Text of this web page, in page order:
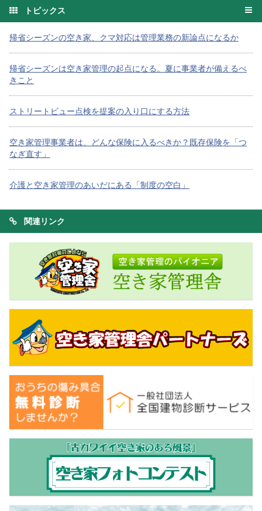
トピックス
帰省シーズンの空き家、クマ対応は管理業務の新論点になるか
帰省シーズンは空き家管理の起点になる。夏に事業者が備えるべ
きこと
ストリートビュー点検を提案の入り口にする方法
空き家管理事業者は、どんな保険に入るべきか？既存保険を「つ
なぎ直す」
介護と空き家管理のあいだにある「制度の空白」
関連リンク